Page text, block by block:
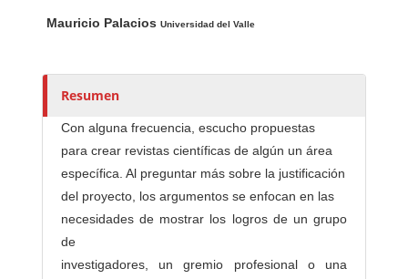
u
o
e
Mauricio PalaciosUniversidad del Valle
Resumen
Con alguna frecuencia, escucho propuestas
para crear revistas científicas de algún un área
específica. Al preguntar más sobre la justificación
del proyecto, los argumentos se enfocan en las
necesidades de mostrar los logros de un grupo
de
investigadores, un gremio profesional o una